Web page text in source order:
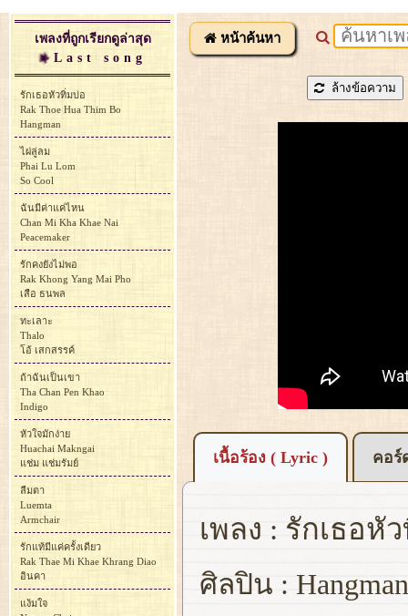
หน้าค้นหา
ล้างข้อความ
เนื้อร้อง ( Lyric ) คอร์
เพลง : รักเธอหั
ศิลปิน : Hangman
เพลงที่ถูกเรียกดูล่าสุด
Last song
รักเธอหัวทิ่มบ่อ
Rak Thoe Hua Thim Bo
Hangman
ไผ่ลู่ลม
Phai Lu Lom
So Cool
ฉันมีค่าแค่ไหน
Chan Mi Kha Khae Nai
Peacemaker
รักคงยังไม่พอ
Rak Khong Yang Mai Pho
เสือ ธนพล
ทะเลาะ
Thalo
โอ้ เสกสรรค์
ถ้าฉันเป็นเขา
Tha Chan Pen Khao
Indigo
หัวใจมักง่าย
Huachai Makngai
แช่ม แช่มรัมย์
ลืมตา
Luemta
Armchair
รักแท้มีแค่ครั้งเดียว
Rak Thae Mi Khae Khrang Diao
อินคา
แง้มใจ